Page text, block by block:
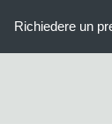
Richiedere un